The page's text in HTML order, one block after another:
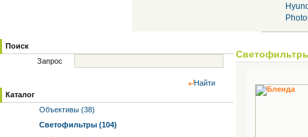
Поиск
Запрос
Найти
Каталог
Объективы (38)
Светофильтры (104)